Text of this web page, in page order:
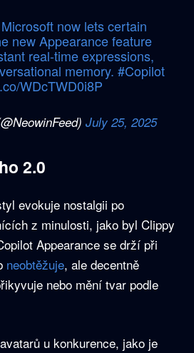
now lets certain
new Appearance feature
real-time expressions,
memory. #Copilot
WDcTWD0i8P
July 25, 2025
2.0
evokuje nostalgii po
z minulosti, jako byl Clippy
Appearance se drží při
neobtěžuje, ale decentně
nebo mění tvar podle
u konkurence, jako je